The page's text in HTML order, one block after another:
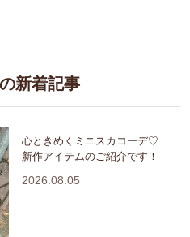
新着記事
心ときめくミニスカコーデ♡
新作アイテムのご紹介です！
2026.08.05